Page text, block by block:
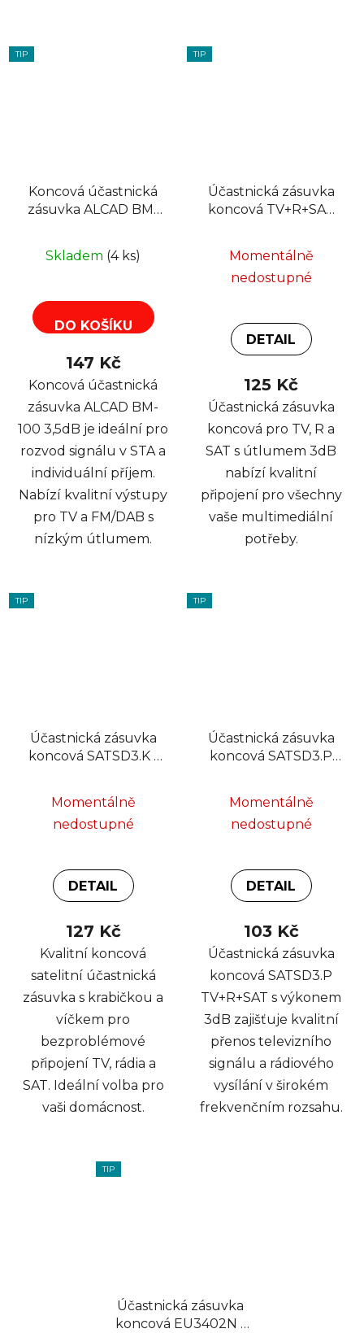
TIP
Koncová účastnická
zásuvka ALCAD BM-
Skladem (4 ks)
DO KOŠÍKU
147 Kč
Koncová účastnická
zásuvka ALCAD BM-
100 3,5dB je ideální pro
rozvod signálu v STA a
individuální příjem.
Nabízí kvalitní výstupy
pro TV a FM/DAB s
nízkým útlumem.
TIP
Účastnická zásuvka
koncová TV+R+SAT
Momentálně
nedostupné
DETAIL
125 Kč
Účastnická zásuvka
koncová pro TV, R a
SAT s útlumem 3dB
nabízí kvalitní
připojení pro všechny
vaše multimediální
potřeby.
TIP
Účastnická zásuvka
koncová SATSD3.K /
komplet
Momentálně
nedostupné
DETAIL
127 Kč
Kvalitní koncová
satelitní účastnická
zásuvka s krabičkou a
víčkem pro
bezproblémové
připojení TV, rádia a
SAT. Ideální volba pro
vaši domácnost.
TIP
Účastnická zásuvka
koncová SATSD3.P
Momentálně
nedostupné
DETAIL
103 Kč
Účastnická zásuvka
koncová SATSD3.P
TV+R+SAT s výkonem
3dB zajišťuje kvalitní
přenos televizního
signálu a rádiového
vysílání v širokém
frekvenčním rozsahu.
TIP
Účastnická zásuvka
koncová EU3402N -